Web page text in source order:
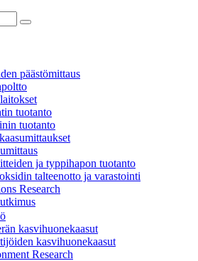
päästömittaus
tuotanto
tuotanto
ja typpihapon tuotanto
talteenotto ja varastointi
Research
kasvihuonekaasut
kasvihuonekaasut
Research